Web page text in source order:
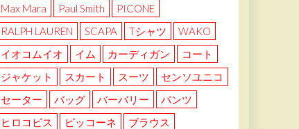
Max Mara
Paul Smith
PICONE
RALPH LAUREN
SCAPA Tシャツ
WAKO
イオコムイオ
イム カーディガン
コート
ジャケット
スカート スーツ
センソユニコ
セーター
バッグ バーバリー
パンツ
ヒロコビス
ピッコーネ
ブラウス